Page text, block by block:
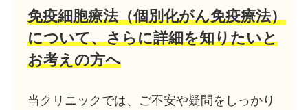
免疫細胞療法（個別化がん免疫療法）
について、さらに詳細を知りたいと
お考えの方へ
当クリニックでは、ご不安や疑問をしっかり